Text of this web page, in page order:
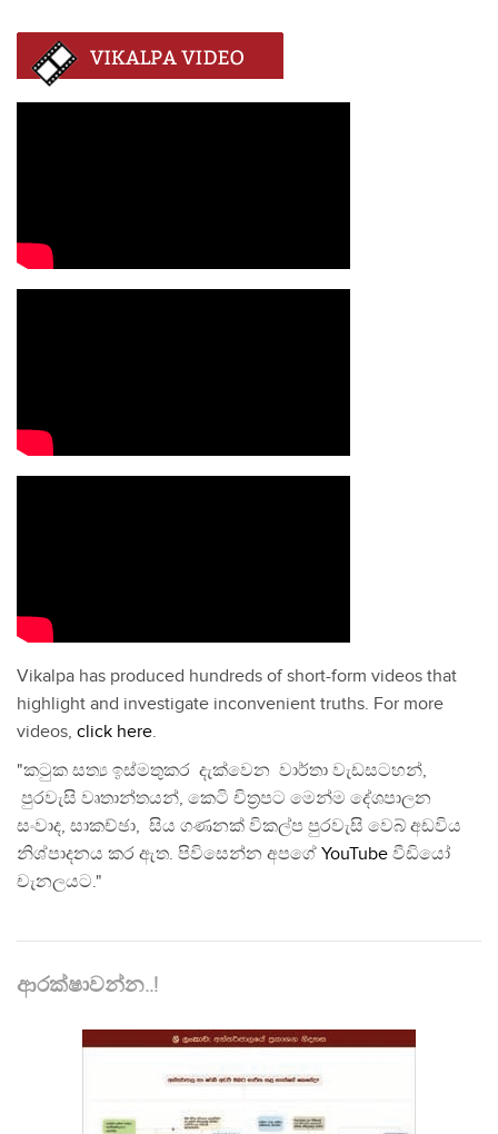
Vikalpa has produced hundreds of short-form videos that
highlight and investigate inconvenient truths. For more
videos, click here.
"කටුක සත්‍ය ඉස්මතුකර දැක්වෙන වාර්තා වැඩසටහන්,
පුරවැසි වෘතාන්තයන්, කෙටි චිත්‍රපට මෙන්ම දේශපාලන
සංවාද, සාකච්ඡා, සිය ගණනක් විකල්ප පුරවැසි වෙබ් අඩවිය
නිශ්පාදනය කර ඇත. පිවිසෙන්න අපගේ YouTube වීඩියෝ
චැනලයට."
ආරක්ෂාවන්න..!